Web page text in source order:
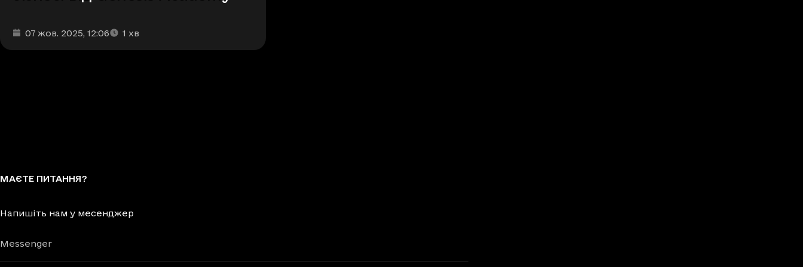
Дата та час публікації:
07 жов. 2025, 12:06
Час читання: 1 хв
МАЄТЕ ПИТАННЯ?
Напишіть нам у месенджер
Messenger